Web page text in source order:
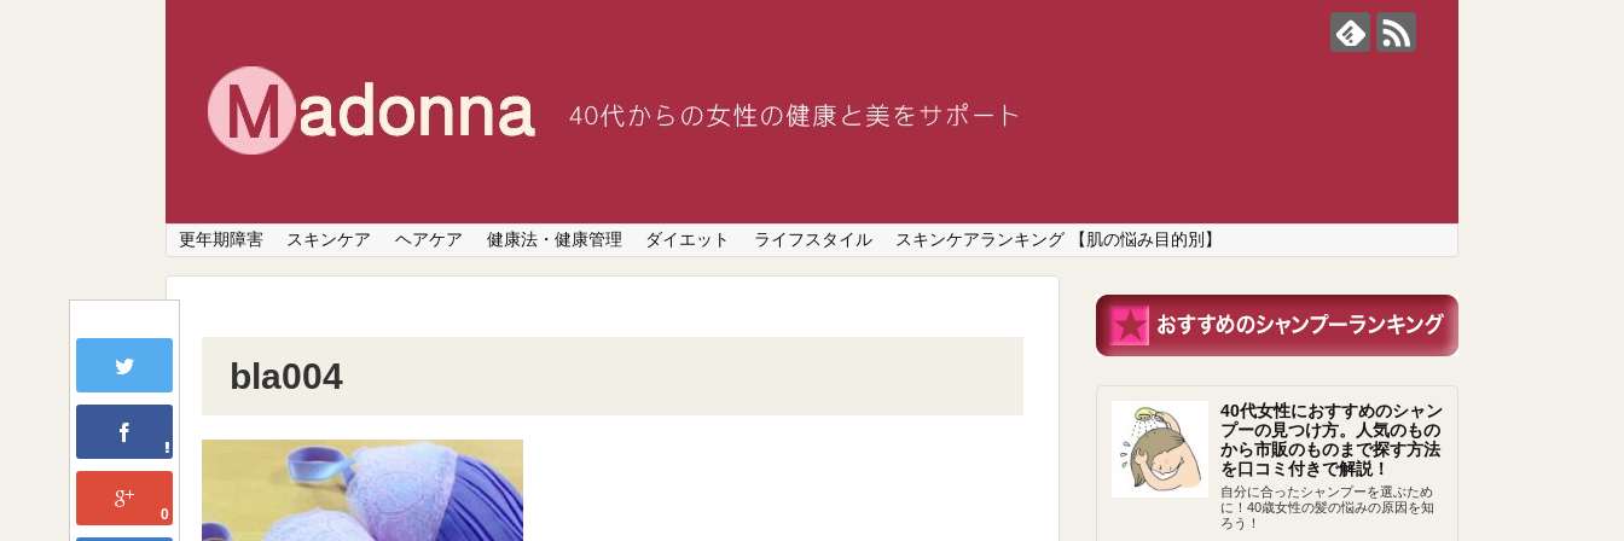
更年期障害 スキンケア ヘアケア 健康法・健康管理 ダイエット ライフスタイル スキンケアランキング 【肌の悩み目的別】
0
bla004
40代女性におすすめのシャン
プーの見つけ方。人気のもの
から市販のものまで探す方法
を口コミ付きで解説！
自分に合ったシャンプーを選ぶため
に！40歳女性の髪の悩みの原因を知
ろう！